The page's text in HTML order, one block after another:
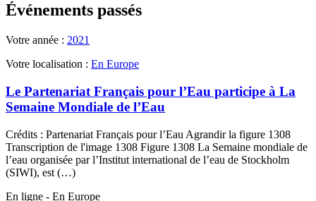
Événements passés
Votre année : 2021
Votre localisation : En Europe
Le Partenariat Français pour l’Eau participe à La
Semaine Mondiale de l’Eau
Crédits : Partenariat Français pour l’Eau Agrandir la figure 1308
Transcription de l'image 1308 Figure 1308 La Semaine mondiale de
l’eau organisée par l’Institut international de l’eau de Stockholm
(SIWI), est (…)
En ligne - En Europe